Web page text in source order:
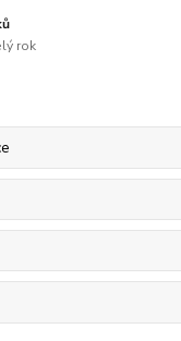
rok